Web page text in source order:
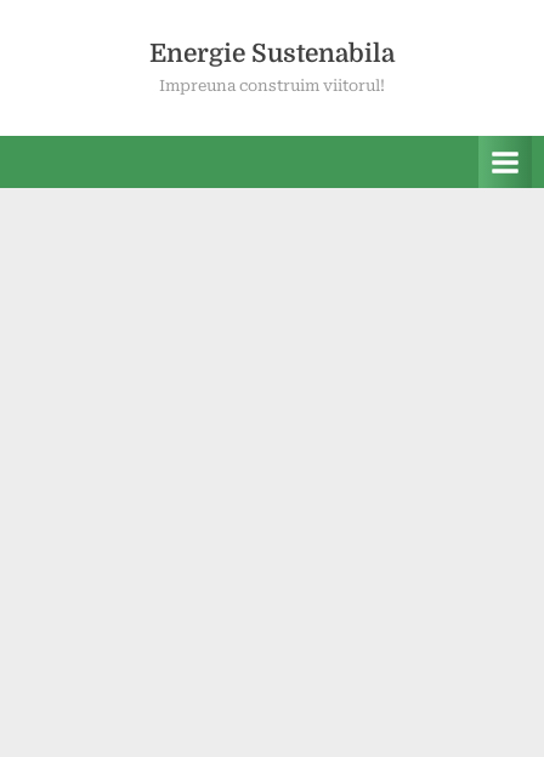
Energie Sustenabila
Impreuna construim viitorul!